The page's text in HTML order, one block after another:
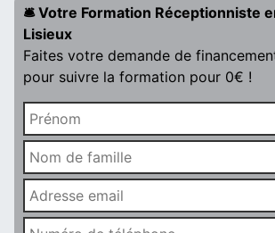
🛎️ Votre Formation Réceptionniste
Lisieux
Faites votre demande de
pour suivre la formation pour 0€ !